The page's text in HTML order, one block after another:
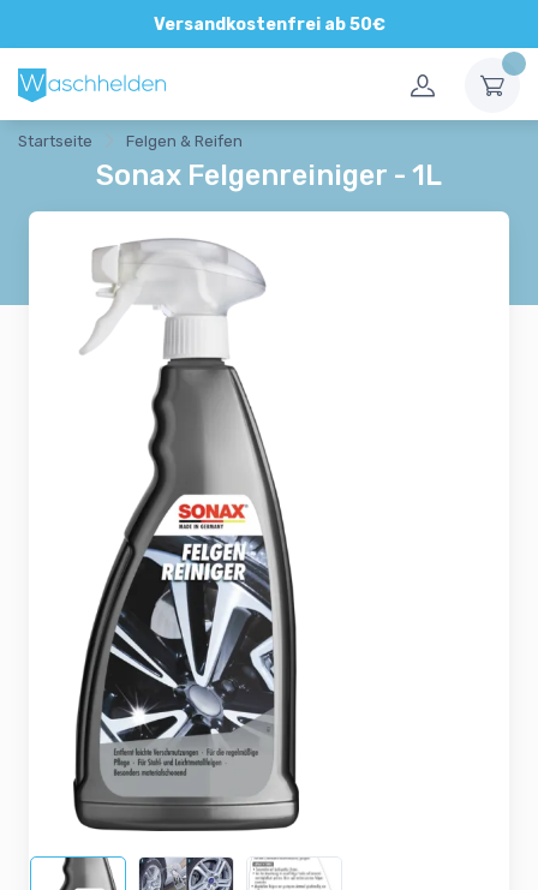
Versandkostenfrei ab 50€
Direkte und persönliche Beratung
Startseite Felgen & Reifen
Sonax Felgenreiniger - 1L